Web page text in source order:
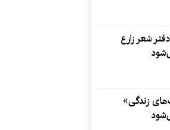
شعر زارع
زندگی»